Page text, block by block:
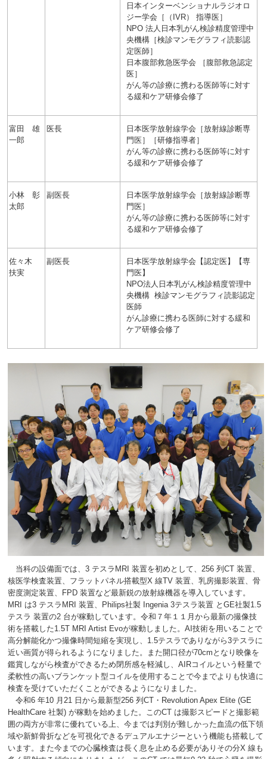
日本インターベンショナルラジオロ
ジー学会［（IVR） 指導医］
NPO 法人日本乳がん検診精度管理中
央機構［検診マンモグラフィ読影認
定医師］
日本腹部救急医学会 ［腹部救急認定
医］
がん等の診療に携わる医師等に対す
る緩和ケア研修会修了
富田 雄
一郎
医長
日本医学放射線学会［放射線診断専
門医］［研修指導者］
がん等の診療に携わる医師等に対す
る緩和ケア研修会修了
小林 彰
太郎
副医長
日本医学放射線学会［放射線診断専
門医］
がん等の診療に携わる医師等に対す
る緩和ケア研修会修了
佐々木
扶実
副医長
日本医学放射線学会【認定医】【専
門医】
NPO法人日本乳がん検診精度管理中
央機構 検診マンモグラフィ読影認定
医師
がん診療に携わる医師に対する緩和
ケア研修会修了
当科の設備面では、 3 テスラ MRI 装置を初めとして、 256 列 CT 装置、
核医学検査装置、フラットパネル搭載型X 線TV 装置、乳房撮影装置、骨
密度測定装置、
FPD 装置など最新鋭の放射線機器を導入しています。
MRI は3 テスラ MRI 装置、 Philips社製 Ingenia 3テスラ装置 とGE社製1.5
テスラ 装置の2 台が稼動しています。令和７年１１月から最新の撮像技
術を搭載した1.5T MRI Artist Evoが稼動しました。 AI 技術を用いることで
高分解能化かつ撮像時間短縮を実現し、 1.5テスラでありながら3テスラに
近い画質が得られるようになりました。また開口径が70cm となり映像を
鑑賞しながら検査ができるため閉所感を軽減し、 AIRコイルという軽量で
柔軟性の高いブランケット型コイルを使用することで今までよりも快適に
検査を受けていただくことができるようになりました。
令和6 年10 月 21 日から最新型256 列 CT ・ Revolution Apex Elite (GE
HealthCare 社製) が稼動を始めました。このCT は撮影スピードと撮影範
囲の両方が非常に優れている上、今までは判別が難しかった血流の低下領
域や新鮮骨折などを可視化できるデュアルエナジーという機能も搭載して
います。また今までの心臓検査は長く息を止める必要がありその分X 線も